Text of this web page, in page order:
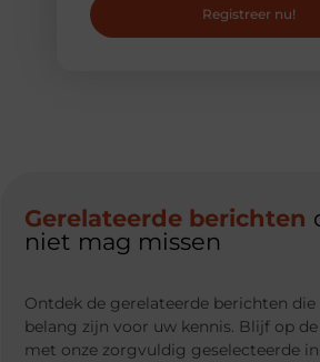
Registreer nu!
Gerelateerde berichten
niet mag missen
Ontdek de gerelateerde berichten die
belang zijn voor uw kennis. Blijf op
met onze zorgvuldig geselecteerde